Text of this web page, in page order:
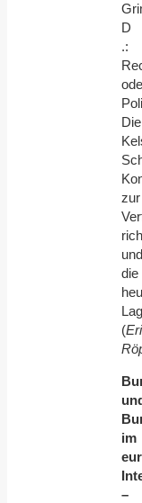
D
.:
Die
zur
und
die
(
im
–